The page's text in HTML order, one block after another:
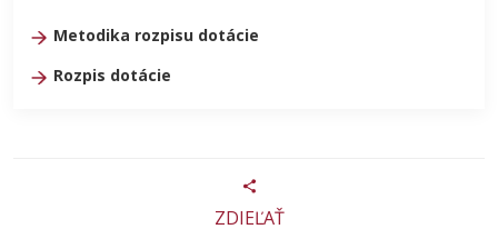
Metodika rozpisu dotácie
Rozpis dotácie
ZDIEĽAŤ